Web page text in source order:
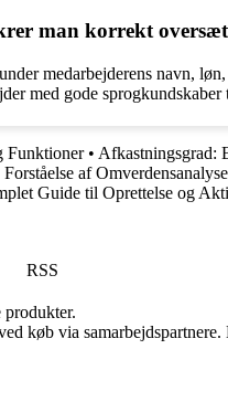
man korrekt
medarbejderens navn,
med gode
Funktioner• Afkastningsgrad:
Forståelse af
Guide til Oprettelse og
RSS
køb via